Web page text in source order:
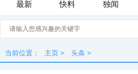
最新
快料 独闻
当前位置： 主页 > 头条 >